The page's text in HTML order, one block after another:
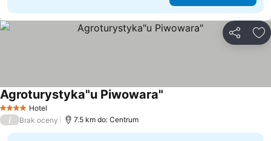
4 KategoriaHotel
Agroturystyka"u Piwowara"
/ Brak oceny 7.5 km do: Centrum